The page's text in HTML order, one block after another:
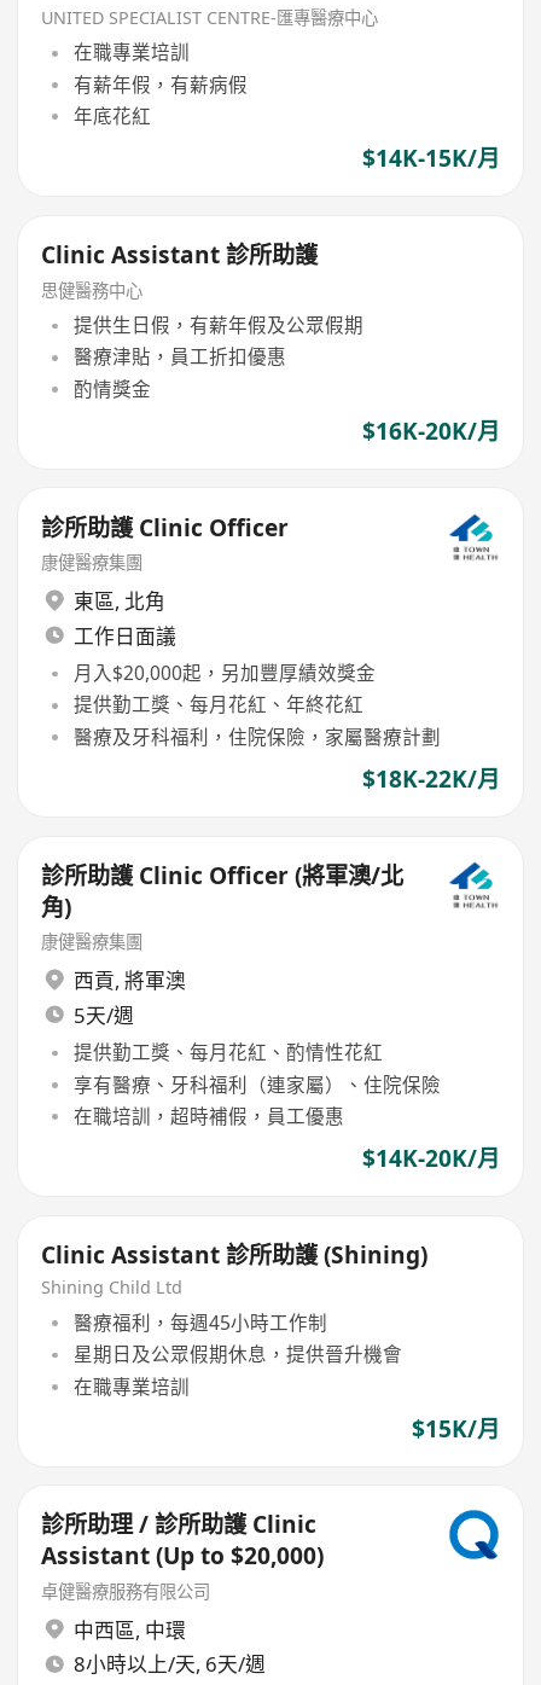
UNITED SPECIALIST CENTRE-匯專醫療中心
在職專業培訓
有薪年假，有薪病假
年底花紅
$14K-15K/月
Clinic Assistant 診所助護
思健醫務中心
提供生日假，有薪年假及公眾假期
醫療津貼，員工折扣優惠
酌情獎金
$16K-20K/月
診所助護 Clinic Officer
康健醫療集團
東區, 北角
工作日面議
月入$20,000起，另加豐厚績效獎金
提供勤工獎、每月花紅、年終花紅
醫療及牙科福利，住院保險，家屬醫療計劃
$18K-22K/月
診所助護 Clinic Officer (將軍澳/北
角)
康健醫療集團
西貢, 將軍澳
5天/週
提供勤工獎、每月花紅、酌情性花紅
享有醫療、牙科福利（連家屬）、住院保險
在職培訓，超時補假，員工優惠
$14K-20K/月
Clinic Assistant 診所助護 (Shining)
Shining Child Ltd
醫療福利，每週45小時工作制
星期日及公眾假期休息，提供晉升機會
在職專業培訓
$15K/月
診所助理 / 診所助護 Clinic
Assistant (Up to $20,000)
卓健醫療服務有限公司
中西區, 中環
8小時以上/天, 6天/週